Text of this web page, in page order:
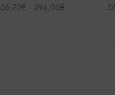
56,70€ - 296,00€